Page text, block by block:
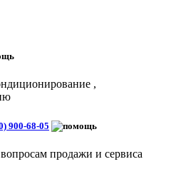
,
900-68-05
продажи и сервиса